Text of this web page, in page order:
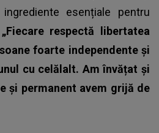
esențiale pentru
„Fiecare respectă libertatea
foarte independente și
cu celălalt. Am învățat și
și permanent avem grijă de